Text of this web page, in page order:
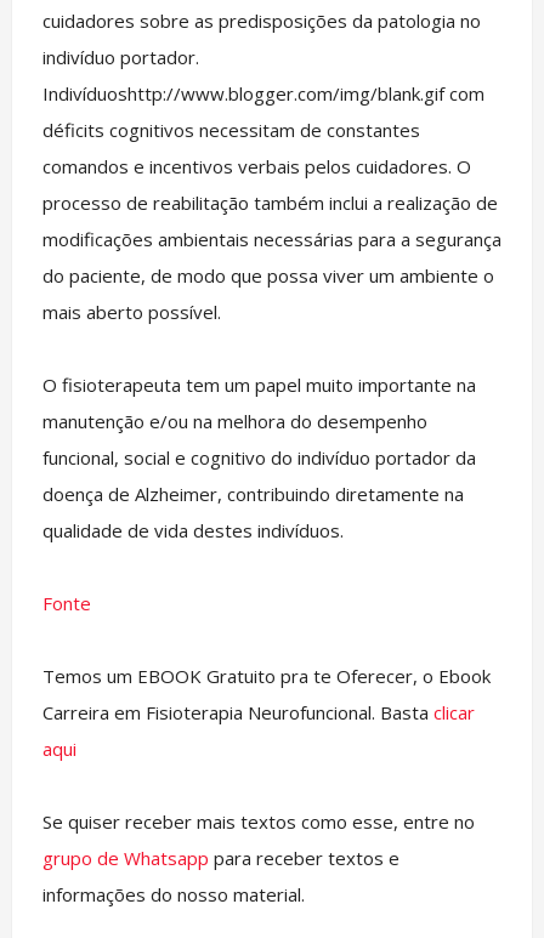
cuidadores sobre as predisposições da patologia no
indivíduo portador.
Indivíduoshttp://www.blogger.com/img/blank.gif com
déficits cognitivos necessitam de constantes
comandos e incentivos verbais pelos cuidadores. O
processo de reabilitação também inclui a realização de
modificações ambientais necessárias para a segurança
do paciente, de modo que possa viver um ambiente o
mais aberto possível.
O fisioterapeuta tem um papel muito importante na
manutenção e/ou na melhora do desempenho
funcional, social e cognitivo do indivíduo portador da
doença de Alzheimer, contribuindo diretamente na
qualidade de vida destes indivíduos.
Fonte
Temos um EBOOK Gratuito pra te Oferecer, o Ebook
Carreira em Fisioterapia Neurofuncional. Basta clicar
aqui
Se quiser receber mais textos como esse, entre no
grupo de Whatsapp para receber textos e
informações do nosso material.